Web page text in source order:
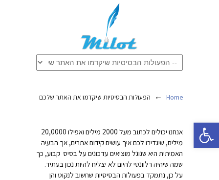
פתח סרגל נגישות
Home
← הפעולות הבסיסיות שיקדמו את האתר שלכם
אנחנו יכולים לכתוב מעל 2000 מילים ואפילו 20,0000
מילים, שיגדירו לכם איך עושים קידום אתרים, אך הבעיה
האמיתית היא שגוגל מוציאים עדכונים על בסיס קבוע, כך
שמה שיהיה רלוונטי להיום לא יצליח להיות נכון בעתיד.
על כן, נתמקד בפעולות הבסיסיות שחשוב לנקוט והן